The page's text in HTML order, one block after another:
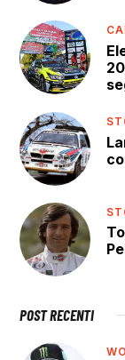
POST RECENTI